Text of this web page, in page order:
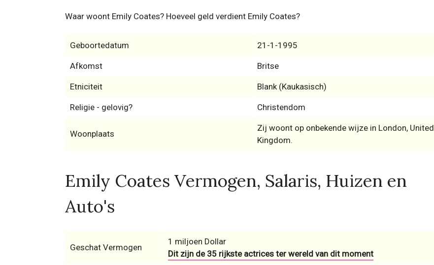
Waar woont Emily Coates? Hoeveel geld verdient Emily Coates?
Geboortedatum 21-1-1995
Afkomst Britse
Etniciteit Blank (Kaukasisch)
Religie - gelovig? Christendom
Woonplaats
Zij woont op onbekende wijze in London, United
Kingdom.
Emily Coates Vermogen, Salaris, Huizen en
Auto's
Geschat Vermogen
1 miljoen Dollar
Dit zijn de 35 rijkste actrices ter wereld van dit moment